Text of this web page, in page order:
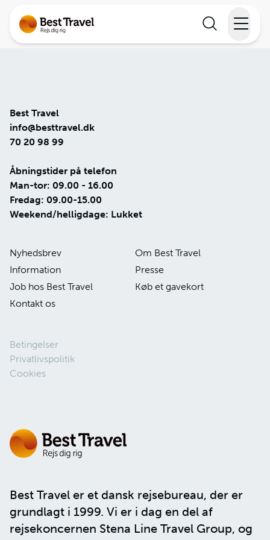
Rejsekalender
Information
Best Travel er et dansk rejsebureau, der er
grundlagt i 1999. Vi er i dag en del af
rejsekoncernen Stena Line Travel Group, og
Best Travel
info@besttravel.dk
70 20 98 99
Åbningstider på telefon
Man-tor: 09.00 - 16.00
Fredag: 09.00-15.00
Weekend/helligdage: Lukket
Nyhedsbrev
Om Best Travel
Information
Presse
Job hos Best Travel
Køb et gavekort
Kontakt os
Betingelser
Privatlivspolitik
Cookies